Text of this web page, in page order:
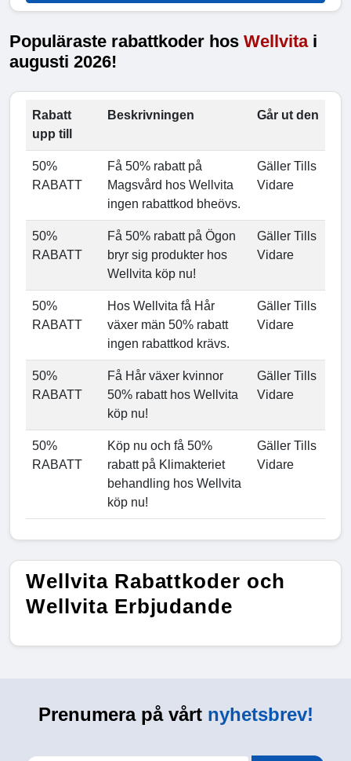
Populäraste rabattkoder hos Wellvitai
augusti 2026!
Rabatt
upp till
Beskrivningen Går ut den
50%
RABATT
Få 50% rabatt på
Magsvård hos Wellvita
ingen rabattkod bheövs.
Gäller Tills
Vidare
50%
RABATT
Få 50% rabatt på Ögon
bryr sig produkter hos
Wellvita köp nu!
Gäller Tills
Vidare
50%
RABATT
Hos Wellvita få Hår
växer män 50% rabatt
ingen rabattkod krävs.
Gäller Tills
Vidare
50%
RABATT
Få Hår växer kvinnor
50% rabatt hos Wellvita
köp nu!
Gäller Tills
Vidare
50%
RABATT
Köp nu och få 50%
rabatt på Klimakteriet
behandling hos Wellvita
köp nu!
Gäller Tills
Vidare
Wellvita Rabattkoder och
Wellvita Erbjudande
Prenumera på vårtnyhetsbrev!